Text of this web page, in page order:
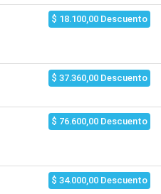
$ 18.100,00 Descuento
$ 37.360,00 Descuento
$ 76.600,00 Descuento
$ 34.000,00 Descuento